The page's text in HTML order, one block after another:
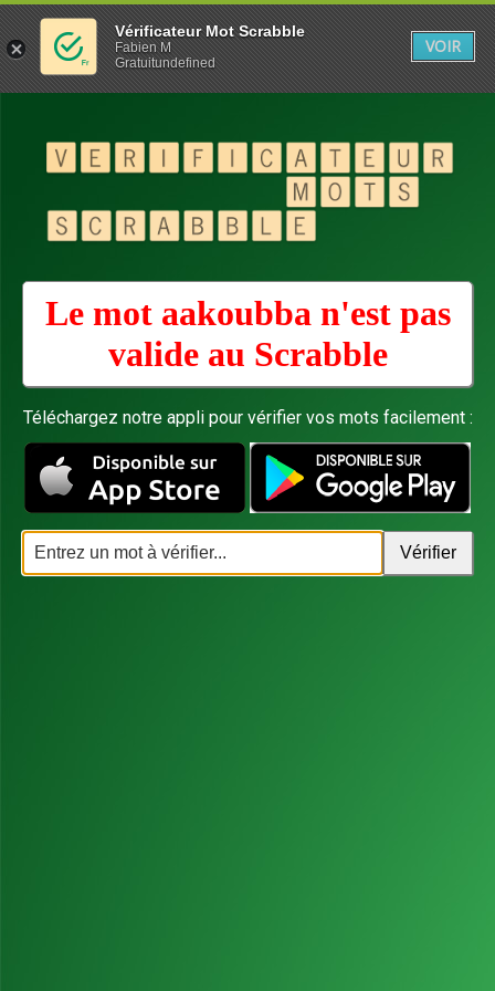
Le mot aakoubba n'est pas
valide au Scrabble
Téléchargez notre appli pour vérifier vos mots facilement :
Vérificateur Mot Scrabble
Fabien M
Gratuitundefined
VOIR